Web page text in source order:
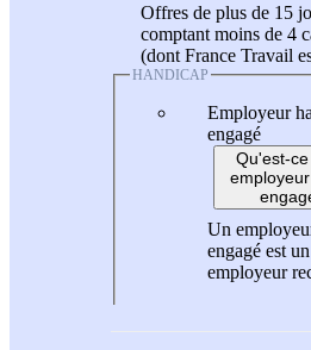
Offres de plus de 15
comptant moins de 4
(dont France Travail
HANDICAP
Employeur
engagé
Qu'est-
Un
engagé est un
employeur